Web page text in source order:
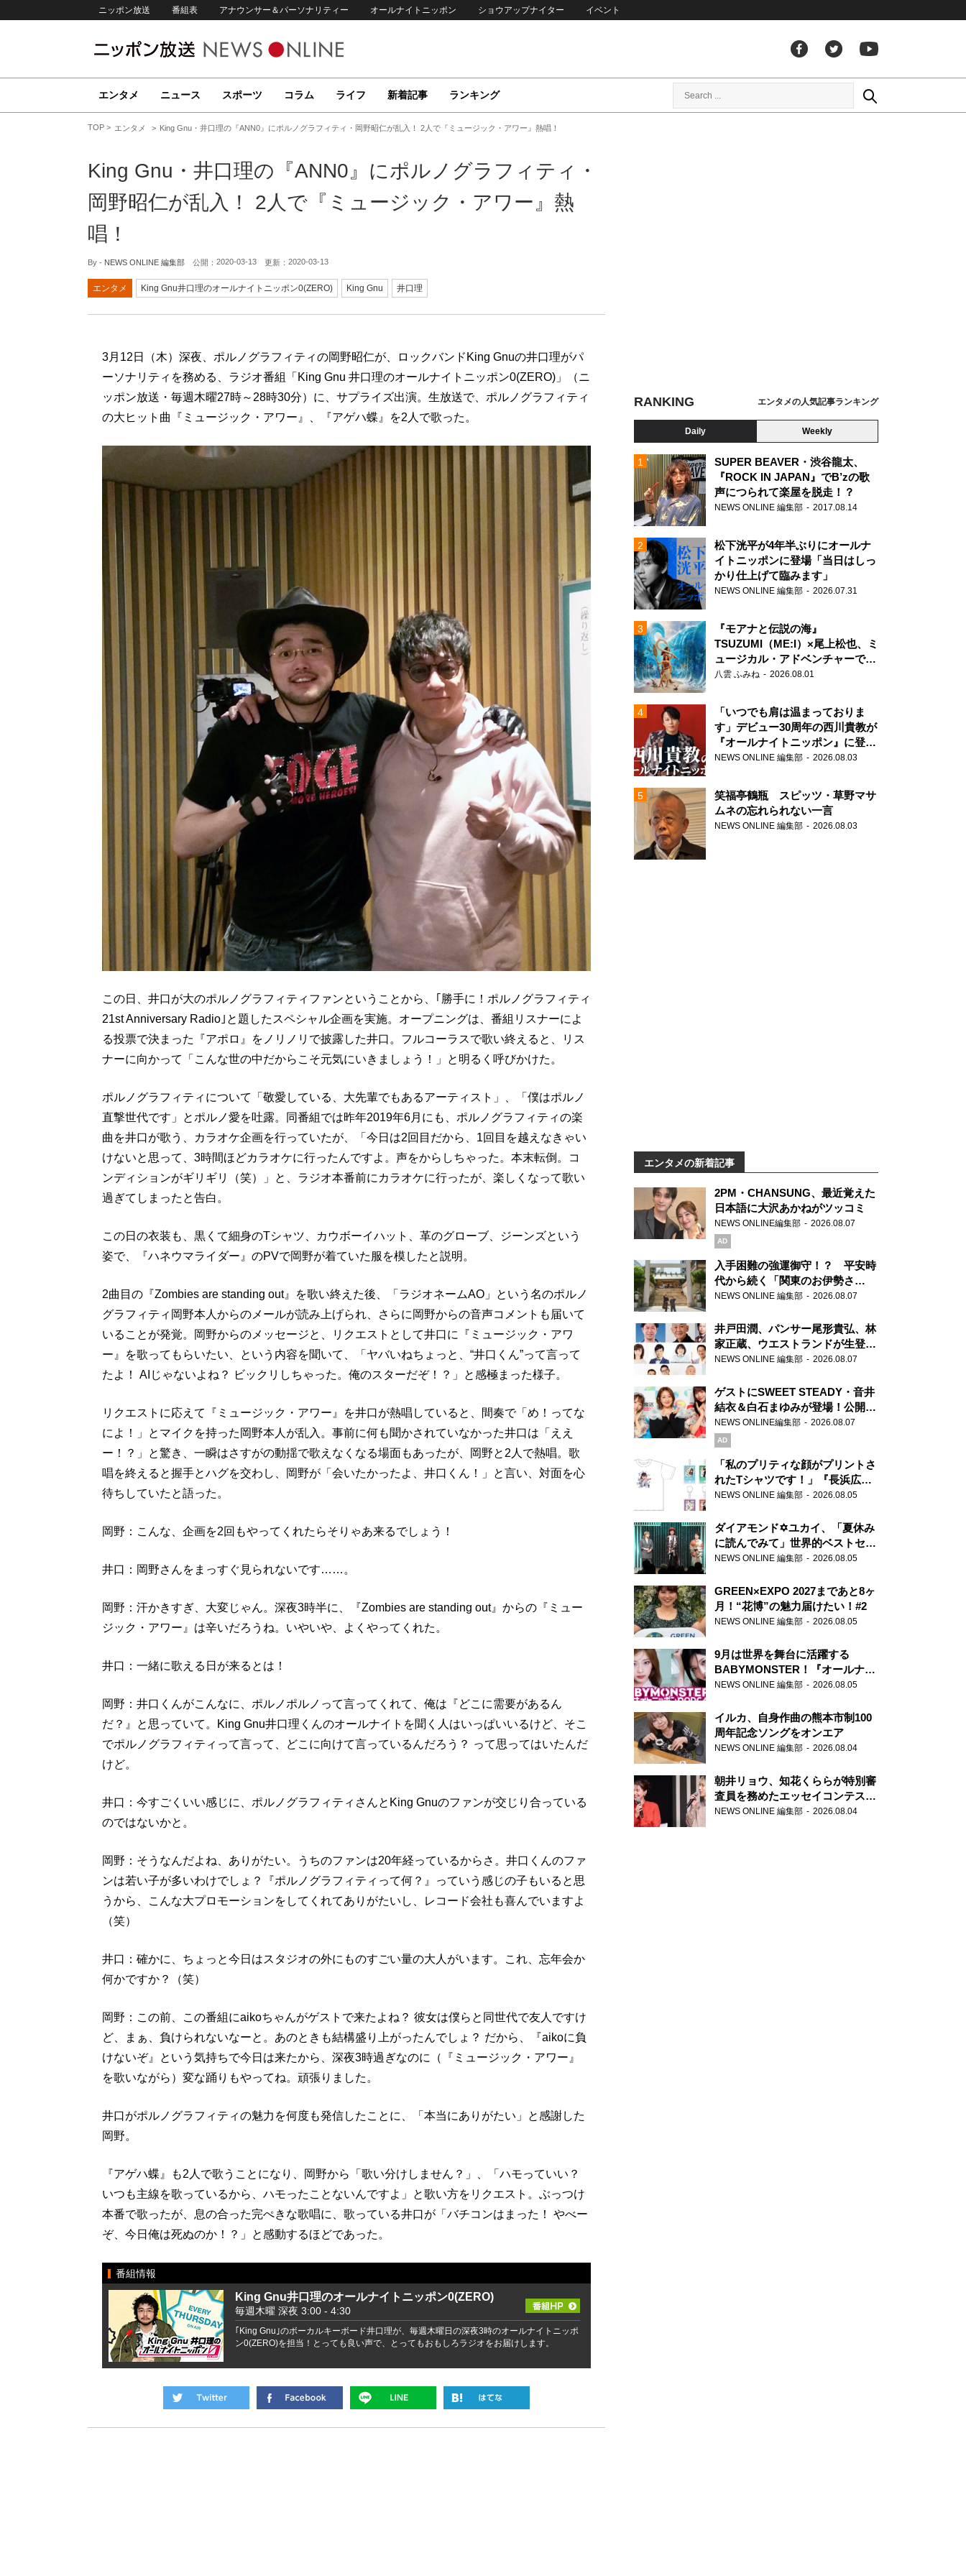
ニッポン放送 番組表 アナウンサー＆パーソナリティー オールナイトニッポン ショウアップナイター イベント
エンタメ ニュース スポーツ コラム ライフ 新着記事 ランキング
TOP エンタメ King Gnu・井口理の『ANN0』にポルノグラフィティ・岡野昭仁が乱入！ 2人で『ミュージック・アワー』熱唱！
King Gnu・井口理の『ANN0』にポルノグラフィティ・
岡野昭仁が乱入！ 2人で『ミュージック・アワー』熱
唱！
By - NEWS ONLINE 編集部 公開： 2020-03-13 更新： 2020-03-13
エンタメ King Gnu井口理のオールナイトニッポン0(ZERO) King Gnu 井口理
3月12日（木）深夜、ポルノグラフィティの岡野昭仁が、ロックバンドKing Gnuの井口理がパ
ーソナリティを務める、ラジオ番組「King Gnu 井口理のオールナイトニッポン0(ZERO)」（ニ
ッポン放送・毎週木曜27時～28時30分）に、サプライズ出演。生放送で、ポルノグラフィティ
の大ヒット曲『ミュージック・アワー』、『アゲハ蝶』を2人で歌った。
この日、井口が大のポルノグラフィティファンということから、｢勝手に！ポルノグラフィティ
21st Anniversary Radio｣と題したスペシャル企画を実施。オープニングは、番組リスナーによ
る投票で決まった『アポロ』をノリノリで披露した井口。フルコーラスで歌い終えると、リス
ナーに向かって「こんな世の中だからこそ元気にいきましょう！」と明るく呼びかけた。
ポルノグラフィティについて「敬愛している、大先輩でもあるアーティスト」、「僕はポルノ
直撃世代です」とポルノ愛を吐露。同番組では昨年2019年6月にも、ポルノグラフィティの楽
曲を井口が歌う、カラオケ企画を行っていたが、「今日は2回目だから、1回目を越えなきゃい
けないと思って、3時間ほどカラオケに行ったんですよ。声をからしちゃった。本末転倒。コ
ンディションがギリギリ（笑）」と、ラジオ本番前にカラオケに行ったが、楽しくなって歌い
過ぎてしまったと告白。
この日の衣装も、黒くて細身のTシャツ、カウボーイハット、革のグローブ、ジーンズという
姿で、『ハネウマライダー』のPVで岡野が着ていた服を模したと説明。
2曲目の『Zombies are standing out』を歌い終えた後、「ラジオネームAO」という名のポルノ
グラフィティ岡野本人からのメールが読み上げられ、さらに岡野からの音声コメントも届いて
いることが発覚。岡野からのメッセージと、リクエストとして井口に『ミュージック・アワ
ー』を歌ってもらいたい、という内容を聞いて、「ヤバいねちょっと、“井口くん”って言って
たよ！ AIじゃないよね？ ビックリしちゃった。俺のスターだぞ！？」と感極まった様子。
リクエストに応えて『ミュージック・アワー』を井口が熱唱していると、間奏で「め！ってな
によ！」とマイクを持った岡野本人が乱入。事前に何も聞かされていなかった井口は「ええ
ー！？」と驚き、一瞬はさすがの動揺で歌えなくなる場面もあったが、岡野と2人で熱唱。歌
唱を終えると握手とハグを交わし、岡野が「会いたかったよ、井口くん！」と言い、対面を心
待ちしていたと語った。
岡野：こんな、企画を2回もやってくれたらそりゃあ来るでしょう！
井口：岡野さんをまっすぐ見られないです……。
岡野：汗かきすぎ、大変じゃん。深夜3時半に、『Zombies are standing out』からの『ミュー
ジック・アワー』は辛いだろうね。いやいや、よくやってくれた。
井口：一緒に歌える日が来るとは！
岡野：井口くんがこんなに、ポルノポルノって言ってくれて、俺は『どこに需要があるん
だ？』と思っていて。King Gnu井口理くんのオールナイトを聞く人はいっぱいいるけど、そこ
でポルノグラフィティって言って、どこに向けて言っているんだろう？ って思ってはいたんだ
けど。
井口：今すごくいい感じに、ポルノグラフィティさんとKing Gnuのファンが交じり合っている
のではないかと。
岡野：そうなんだよね、ありがたい。うちのファンは20年経っているからさ。井口くんのファ
ンは若い子が多いわけでしょ？『ポルノグラフィティって何？』っていう感じの子もいると思
うから、こんな大プロモーションをしてくれてありがたいし、レコード会社も喜んでいますよ
（笑）
井口：確かに、ちょっと今日はスタジオの外にものすごい量の大人がいます。これ、忘年会か
何かですか？（笑）
岡野：この前、この番組にaikoちゃんがゲストで来たよね？ 彼女は僕らと同世代で友人ですけ
ど、まぁ、負けられないなーと。あのときも結構盛り上がったんでしょ？ だから、『aikoに負
けないぞ』という気持ちで今日は来たから、深夜3時過ぎなのに（『ミュージック・アワー』
を歌いながら）変な踊りもやってね。頑張りました。
井口がポルノグラフィティの魅力を何度も発信したことに、「本当にありがたい」と感謝した
岡野。
『アゲハ蝶』も2人で歌うことになり、岡野から「歌い分けしません？」、「ハモっていい？
いつも主線を歌っているから、ハモったことないんですよ」と歌い方をリクエスト。ぶっつけ
本番で歌ったが、息の合った完ぺきな歌唱に、歌っている井口が「バチコンはまった！ やべー
ぞ、今日俺は死ぬのか！？」と感動するほどであった。
番組情報
King Gnu井口理のオールナイトニッポン0(ZERO)
毎週木曜 深夜 3:00 - 4:30
｢King Gnu｣のボーカルキーボード井口理が、毎週木曜日の深夜3時のオールナイトニッポ
ン0(ZERO)を担当！とっても良い声で、とってもおもしろラジオをお届けします。
RANKING エンタメの人気記事ランキング
Daily Weekly
SUPER BEAVER・渋谷龍太、
『ROCK IN JAPAN』でB’zの歌
声につられて楽屋を脱走！？
NEWS ONLINE 編集部 2017.08.14
松下洸平が4年半ぶりにオールナ
イトニッポンに登場「当日はしっ
かり仕上げて臨みます」
NEWS ONLINE 編集部 2026.07.31
『モアナと伝説の海』
TSUZUMI（ME:I）×尾上松也、ミ
ュージカル・アドベンチャーで美
声を響かせる
八雲 ふみね 2026.08.01
「いつでも肩は温まっておりま
す」デビュー30周年の西川貴教が
『オールナイトニッポン』に登
場！
NEWS ONLINE 編集部 2026.08.03
笑福亭鶴瓶 スピッツ・草野マサ
ムネの忘れられない一言
NEWS ONLINE 編集部 2026.08.03
エンタメの新着記事
2PM・CHANSUNG、最近覚えた
日本語に大沢あかねがツッコミ
NEWS ONLINE編集部 2026.08.07
AD
入手困難の強運御守！？ 平安時
代から続く「関東のお伊勢さ
ま」、芝大神宮にてランパンプス
NEWS ONLINE 編集部 2026.08.07
井戸田潤、パンサー尾形貴弘、林
家正蔵、ウエストランドが生登
場！『ラジオビバリー昼ズ』
NEWS ONLINE 編集部 2026.08.07
ゲストにSWEET STEADY・音井
結衣＆白石まゆみが登場！公開収
録で素顔全開！
NEWS ONLINE編集部 2026.08.07
AD
「私のプリティな顔がプリントさ
れたTシャツです！」『長浜広奈
天下無双』初の番組グッズ発売
NEWS ONLINE 編集部 2026.08.05
ダイアモンド✡ユカイ、「夏休み
に読んでみて」世界的ベストセラ
ー『アナスタシア』を紹介
NEWS ONLINE 編集部 2026.08.05
GREEN×EXPO 2027まであと8ヶ
月！“花博”の魅力届けたい！#2
NEWS ONLINE 編集部 2026.08.05
9月は世界を舞台に活躍する
BABYMONSTER！『オールナイ
トニッポンPODCAST』月替わり
NEWS ONLINE 編集部 2026.08.05
イルカ、自身作曲の熊本市制100
周年記念ソングをオンエア
NEWS ONLINE 編集部 2026.08.04
朝井リョウ、知花くららが特別審
査員を務めたエッセイコンテスト
の特別番組「#いまあなたに伝え
NEWS ONLINE 編集部 2026.08.04